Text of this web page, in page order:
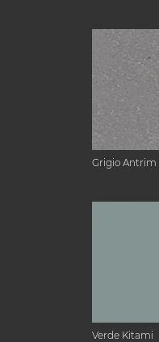
Grigio Antrim
Verde Kitami